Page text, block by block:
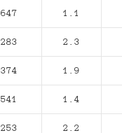
647 1.1
283 2.3
374 1.9
541 1.4
253 2.2